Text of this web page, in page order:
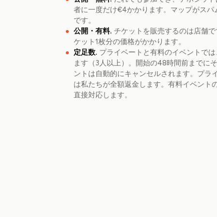
者に一度だけ€4かかります。マップがス
です。
公開・有料. チケットを販売するのは店舗
ケット1枚分の価格がかかります。
定足数. プライベートと有料のイベントで
ます（3人以上）。開始の48時間前までに
ントは自動的にキャンセルされます。プラ
は私たちが全額返金します。有料イベント
直接対応します。